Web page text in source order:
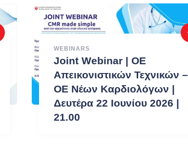
WEBINARS
Joint Webinar | ΟΕ
Aπεικονιστικών Τεχνικών –
ΟΕ Νέων Καρδιολόγων |
Δευτέρα 22 Ιουνίου 2026 |
21.00